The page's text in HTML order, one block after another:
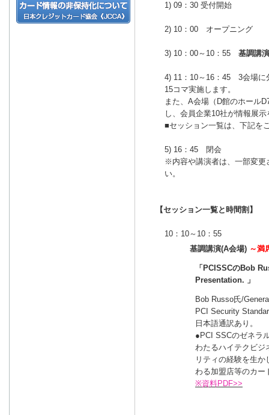
1) 09：30 受付開始
2) 10：00 オープニング
3) 10：00～10：55 基調講演
4) 11：10～16：45 3会場に
15コマ実施します。
また、A会場（D館のホール
し、会員企業10社が情報展
■セッション一覧は、下記を
5) 16：45 閉会
※内容や講演者は、一部変更
い。
【セッション一覧と時間割】
10：10～10：55
基調講演(A会場) ～満
「PCISSCのBob
Presentation. 」
Bob Russo氏/
PCI Security
日本語通訳あり。
●PCI SSCのゼネラ
わたるハイテクビジ
リティの経験を生
わる加盟店等のカー
※資料PDF>>